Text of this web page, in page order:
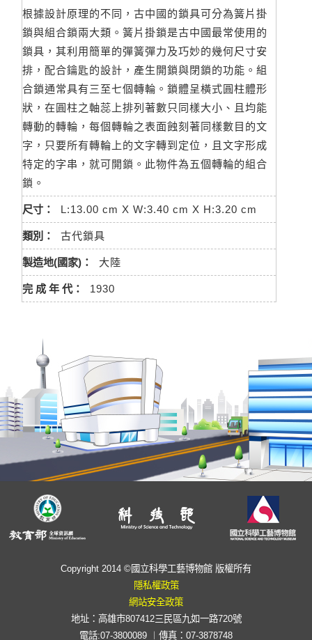
根據設計原理的不同，古中國的鎖具可分為簧片掛
鎖與組合鎖兩大類。簧片掛鎖是古中國最常使用的
鎖具，其利用簡單的彈簧彈力及巧妙的幾何尺寸安
排，配合鑰匙的設計，產生開鎖與閉鎖的功能。組
合鎖通常具有三至七個轉輪。鎖體呈橫式圓柱體形
狀，在圓柱之軸蕊上排列著數只同樣大小、且均能
轉動的轉輪，每個轉輪之表面蝕刻著同樣數目的文
字，只要所有轉輪上的文字轉到定位，且文字形成
特定的字串，就可開鎖。此物件為五個轉輪的組合
鎖。
尺寸： L:13.00 cm X W:3.40 cm X H:3.20 cm
類別： 古代鎖具
製造地(國家)： 大陸
完 成 年 代： 1930
Copyright 2014 ©國立科學工藝博物館 版權所有
隱私權政策
網站安全政策
地址：高雄市807412三民區九如一路720號
電話:07-3800089 ︱傳真：07-3878748